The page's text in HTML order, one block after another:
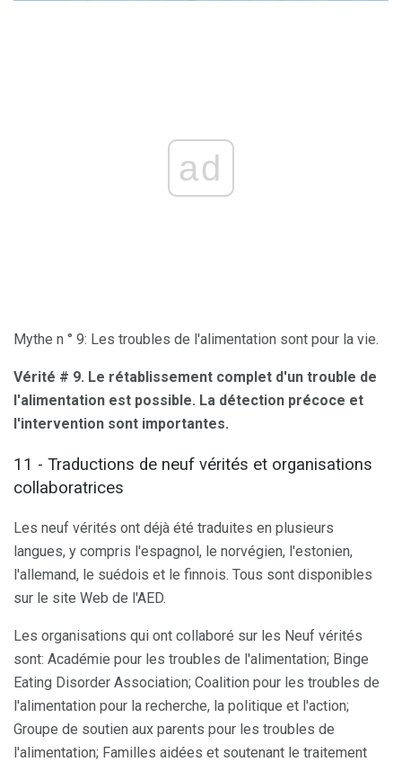
ad
Mythe n ° 9: Les troubles de l'alimentation sont pour la vie.
Vérité # 9. Le rétablissement complet d'un trouble de
l'alimentation est possible. La détection précoce et
l'intervention sont importantes.
11 - Traductions de neuf vérités et organisations
collaboratrices
Les neuf vérités ont déjà été traduites en plusieurs
langues, y compris l'espagnol, le norvégien, l'estonien,
l'allemand, le suédois et le finnois. Tous sont disponibles
sur le site Web de l'AED.
Les organisations qui ont collaboré sur les Neuf vérités
sont: Académie pour les troubles de l'alimentation; Binge
Eating Disorder Association; Coalition pour les troubles de
l'alimentation pour la recherche, la politique et l'action;
Groupe de soutien aux parents pour les troubles de
l'alimentation; Familles aidées et soutenant le traitement